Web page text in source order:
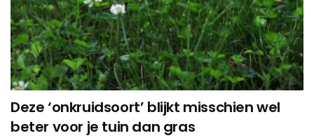
Deze ‘onkruidsoort’ blijkt misschien wel
beter voor je tuin dan gras